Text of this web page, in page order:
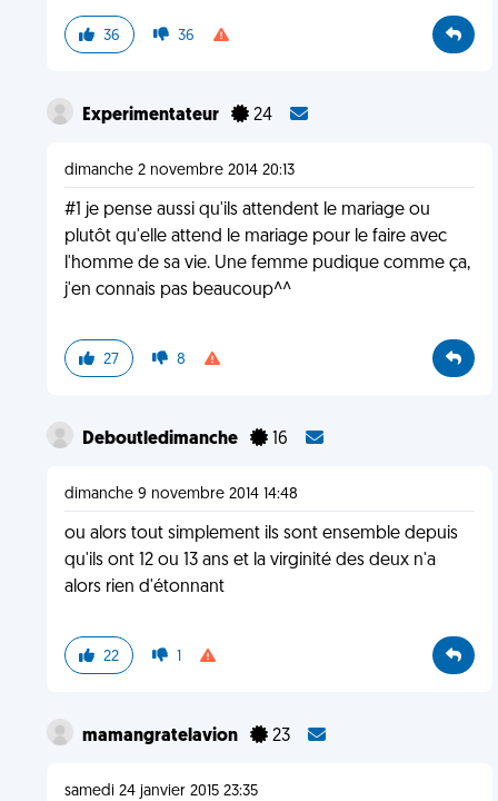
36 36
Experimentateur 24
dimanche 2 novembre 2014 20:13
#1 je pense aussi qu'ils attendent le mariage ou
plutôt qu'elle attend le mariage pour le faire avec
l'homme de sa vie. Une femme pudique comme ça,
j'en connais pas beaucoup^^
27 8
Deboutledimanche 16
dimanche 9 novembre 2014 14:48
ou alors tout simplement ils sont ensemble depuis
qu'ils ont 12 ou 13 ans et la virginité des deux n'a
alors rien d'étonnant
22 1
mamangratelavion 23
samedi 24 janvier 2015 23:35